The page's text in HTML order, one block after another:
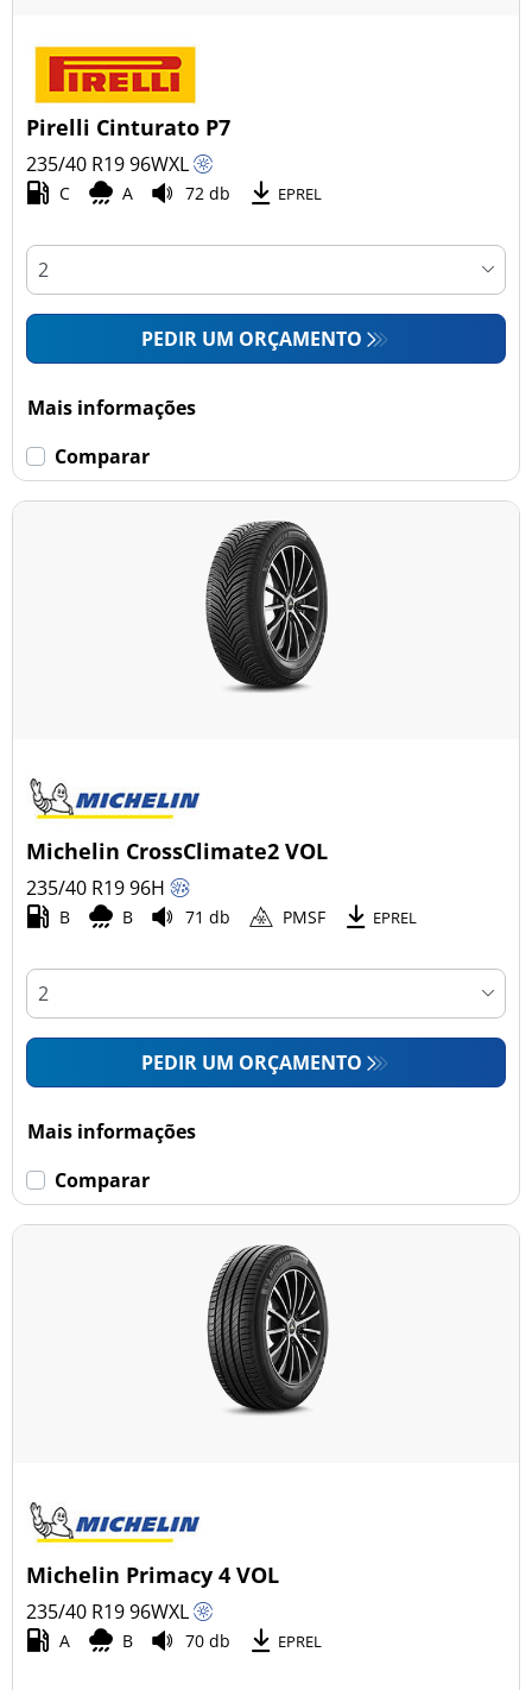
Pirelli Cinturato P7
235/40 R1996WXL
C A 72 db EPREL
PEDIR UM ORÇAMENTO
Mais informações
Comparar
Michelin CrossClimate2 VOL
235/40 R1996H
B B 71 db PMSF EPREL
PEDIR UM ORÇAMENTO
Mais informações
Comparar
Michelin Primacy 4 VOL
235/40 R1996WXL
A B 70 db EPREL